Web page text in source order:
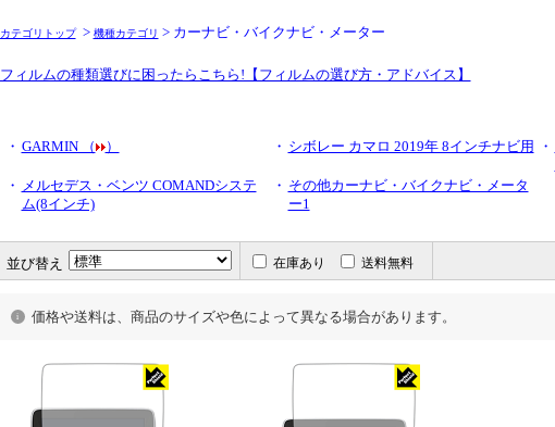
カテゴリトップ> 機種カテゴリ > カーナビ・バイクナビ・メーター
フィルムの種類選びに困ったらこちら!【フィルムの選び方・アドバイス】
・ GARMIN （ ） ・ シボレー カマロ 2019年 8インチナビ用 ・
・
メルセデス・ベンツ COMANDシステ
ム(8インチ)
・ その他カーナビ・バイクナビ・メータ
ー1
並び替え 在庫あり 送料無料
価格や送料は、商品のサイズや色によって異なる場合があります。